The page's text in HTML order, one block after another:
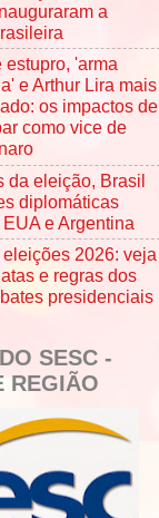
a
'arma
e Arthur Lira mais
os impactos de
como vice de
da eleição, Brasil
diplomáticas
e Argentina
2026: veja
e regras dos
presidenciais
SESC -
REGIÃO